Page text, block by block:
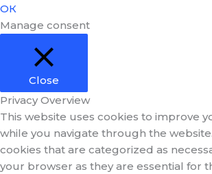
ОК
Manage consent
Close
Privacy Overview
This website uses cookies to improve
while you navigate through the
cookies that are categorized as
your browser as they are essential for